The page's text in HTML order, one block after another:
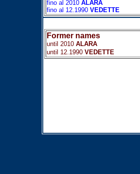
fino al 2010ALARA
fino al 12.1990VEDETTE
Former names
until 2010 ALARA
until 12.1990VEDETTE